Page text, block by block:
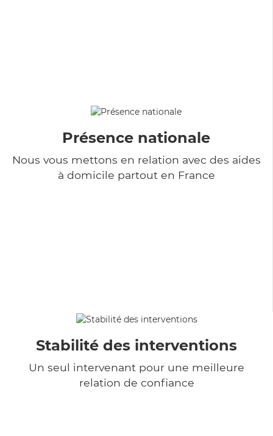
Présence nationale
Nous vous mettons en relation avec des aides
à domicile partout en France
Stabilité des interventions
Un seul intervenant pour une meilleure
relation de confiance